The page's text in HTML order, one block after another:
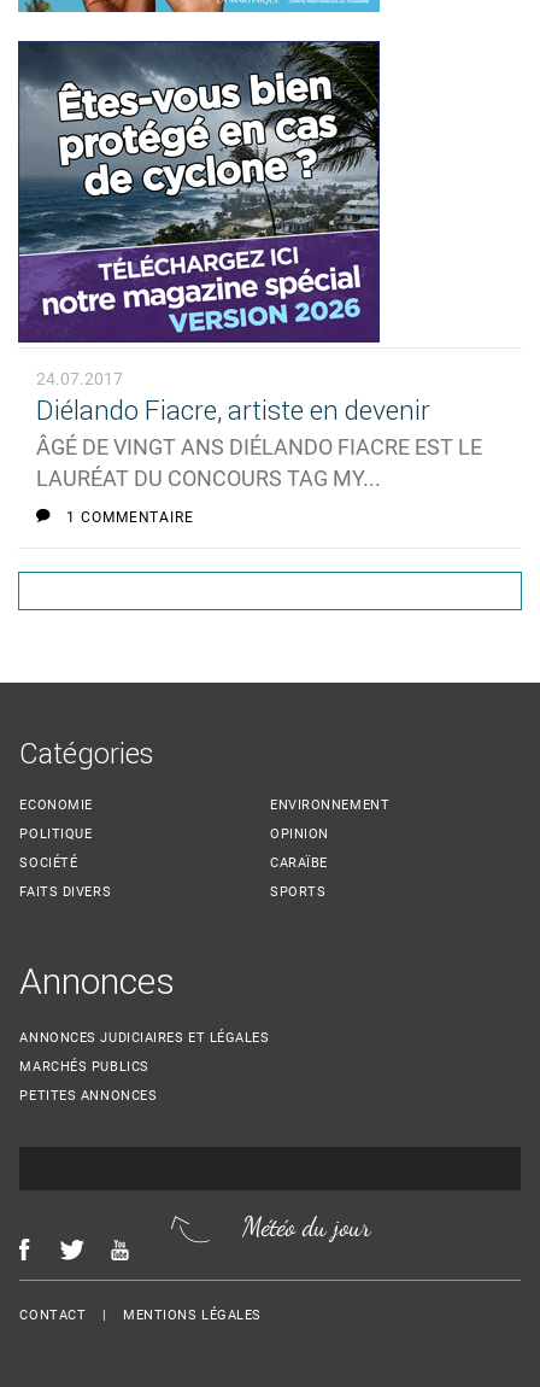
24.07.2017
Diélando Fiacre, artiste en devenir
ÂGÉ DE VINGT ANS DIÉLANDO FIACRE EST LE
LAURÉAT DU CONCOURS TAG MY...
1 COMMENTAIRE
Catégories
ECONOMIE
POLITIQUE
SOCIÉTÉ
FAITS DIVERS
ENVIRONNEMENT
OPINION
CARAÏBE
SPORTS
Annonces
ANNONCES JUDICIAIRES ET LÉGALES
MARCHÉS PUBLICS
PETITES ANNONCES
Météo du jour
Menu Footer
CONTACT MENTIONS LÉGALES